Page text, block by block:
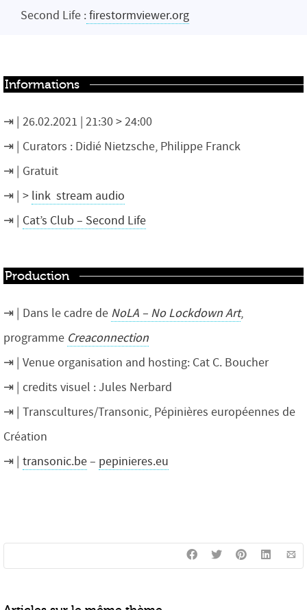
Second Life :firestormviewer.org
Informations
26.02.2021 | 21:30 > 24:00
Curators : Didié Nietzsche, Philippe Franck
Gratuit
> link stream audio
Cat’s Club – Second Life
Production
Dans le cadre de NoLA – No Lockdown Art,
programme Creaconnection
Venue organisation and hosting: Cat C. Boucher
credits visuel : Jules Nerbard
Transcultures/Transonic, Pépinières européennes de
Création
transonic.be– pepinieres.eu